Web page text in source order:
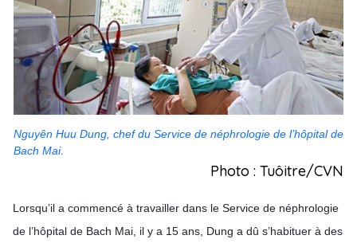
Nguyên Huu Dung, chef du Service de néphrologie de l’hôpital de
Bach Mai.
Photo : Tuôitre/CVN
Lorsqu’il a commencé à travailler dans le Service de néphrologie
de l’hôpital de Bach Mai, il y a 15 ans, Dung a dû s’habituer à des